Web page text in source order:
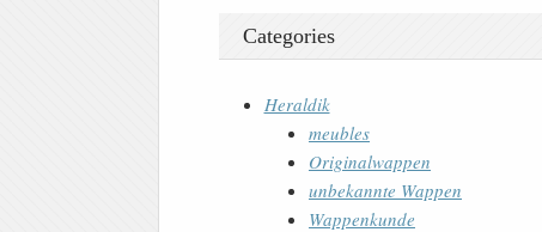
Categories
Heraldik
meubles
Originalwappen
unbekannte Wappen
Wappenkunde